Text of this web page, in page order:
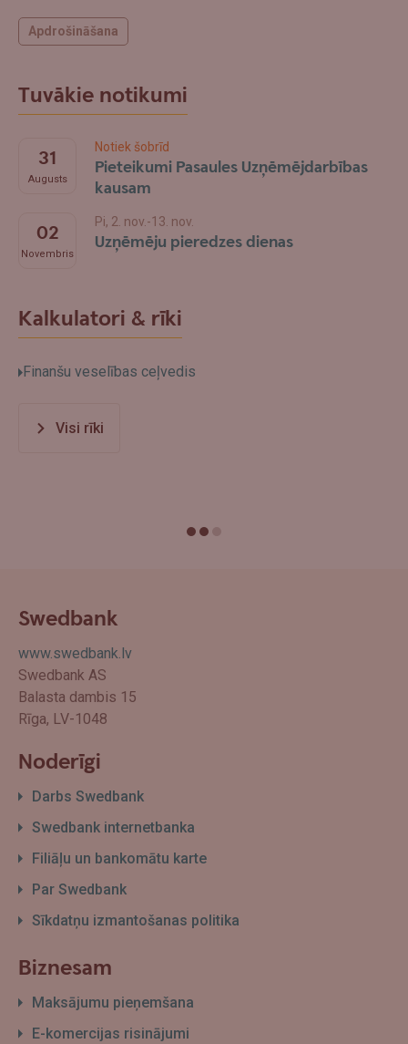
Apdrošināšana
Tuvākie notikumi
31
Augusts
Notiek šobrīd
Pieteikumi Pasaules Uzņēmējdarbības
kausam
02
Novembris
Pi, 2. nov.-13. nov.
Uzņēmēju pieredzes dienas
Kalkulatori & rīki
Finanšu veselības ceļvedis
Visi rīki
Swedbank
www.swedbank.lv
Swedbank AS
Balasta dambis 15
Rīga, LV-1048
Noderīgi
Darbs Swedbank
Swedbank internetbanka
Filiāļu un bankomātu karte
Par Swedbank
Sīkdatņu izmantošanas politika
Biznesam
Maksājumu pieņemšana
E-komercijas risinājumi